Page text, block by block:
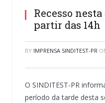
Recesso
partir das 14h
BY IMPRENSA SINDITEST-PR
O SINDITEST-PR
período da tarde desta